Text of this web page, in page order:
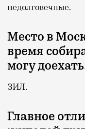
недолговечные.
Место в
время
могу
ЗИЛ.
Главное